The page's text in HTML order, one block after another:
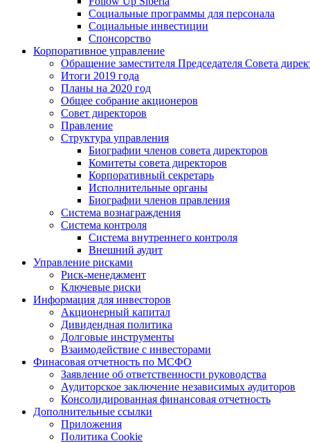
Социальные программы для персонала
Социальные инвестиции
Спонсорство
Корпоративное управление
Обращение заместителя Председателя Совета
Итоги 2019 года
Планы на 2020 год
Общее собрание акционеров
Совет директоров
Правление
Структура управления
Биографии членов совета директоров
Комитеты совета директоров
Корпоративный секретарь
Исполнительные органы
Биографии членов правления
Система вознаграждения
Система контроля
Система внутреннего контроля
Внешний аудит
Управление рисками
Риск-менеджмент
Ключевые риски
Информация для инвесторов
Акционерный капитал
Дивидендная политика
Долговые инструменты
Взаимодействие с инвеcторами
Финасовая отчетность по МСФО
Заявление об ответственности руководства
Аудиторское заключение независимых аудиторов
Консолидированная финансовая отчетность
Дополнительные ссылки
Приложения
Политика Cookie